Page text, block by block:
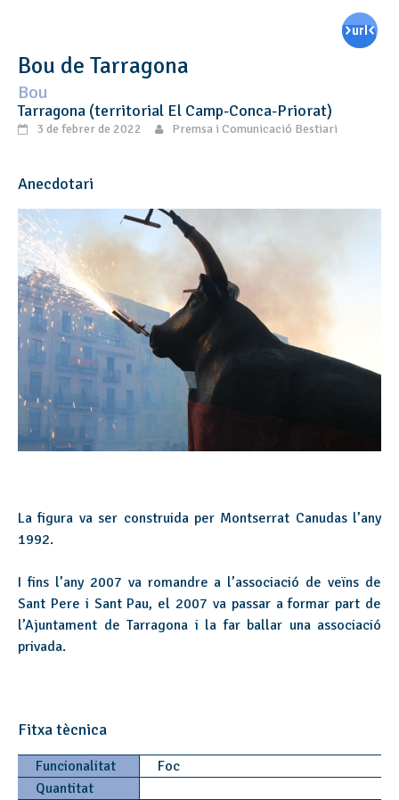
Bou de Tarragona
Bou
Tarragona (territorial El Camp-Conca-Priorat)
3 de febrer de 2022 Premsa i Comunicació Bestiari
Anecdotari
La figura va ser construida per Montserrat Canudas l’any
1992.
I fins l’any 2007 va romandre a l’associació de veïns de
Sant Pere i Sant Pau, el 2007 va passar a formar part de
l’Ajuntament de Tarragona i la far ballar una associació
privada.
Fitxa tècnica
Funcionalitat
Foc
Quantitat